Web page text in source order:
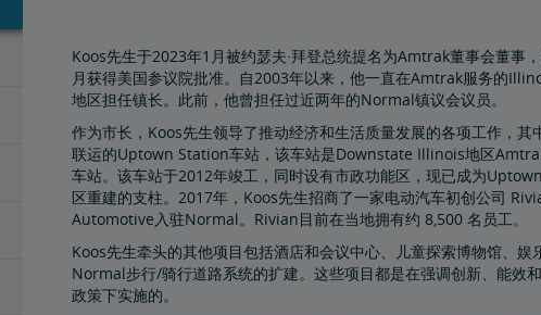
Koos先生于2023年1月被约瑟夫·拜登总统提名为Amtrak董事会董事
月获得美国参议院批准。自2003年以来，他一直在Amtrak服务的
地区担任镇长。此前，他曾担任过近两年的Normal镇议会议员。
作为市长，Koos先生领导了推动经济和生活质量发展的各项工作，其
联运的Uptown Station车站，该车站是Downstate Illinois地区
车站。该车站于2012年竣工，同时设有市政功能区，现已成为
区重建的支柱。2017年，Koos先生招商了一家电动汽车初创公司
Automotive入驻Normal。Rivian目前在当地拥有约 8,500 名员工。
Koos先生牵头的其他项目包括酒店和会议中心、儿童探索博物馆、娱
Normal步行/骑行道路系统的扩建。这些项目都是在强调创新、能效
政策下实施的。